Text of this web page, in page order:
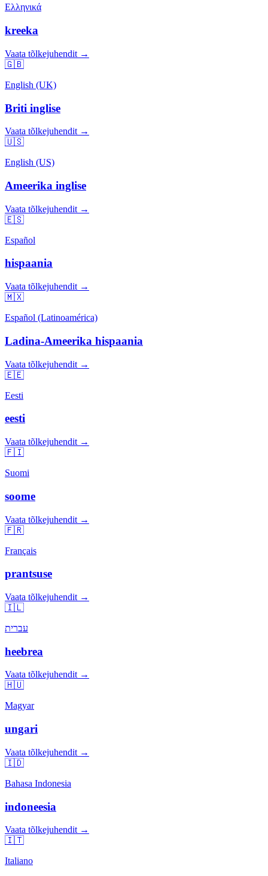
Ελληνικά
kreeka
Vaata tõlkejuhendit →
🇬🇧
English (UK)
Briti inglise
Vaata tõlkejuhendit →
🇺🇸
English (US)
Ameerika inglise
Vaata tõlkejuhendit →
🇪🇸
Español
hispaania
Vaata tõlkejuhendit →
🇲🇽
Español (Latinoamérica)
Ladina-Ameerika hispaania
Vaata tõlkejuhendit →
🇪🇪
Eesti
eesti
Vaata tõlkejuhendit →
🇫🇮
Suomi
soome
Vaata tõlkejuhendit →
🇫🇷
Français
prantsuse
Vaata tõlkejuhendit →
🇮🇱
עברית
heebrea
Vaata tõlkejuhendit →
🇭🇺
Magyar
ungari
Vaata tõlkejuhendit →
🇮🇩
Bahasa Indonesia
indoneesia
Vaata tõlkejuhendit →
🇮🇹
Italiano